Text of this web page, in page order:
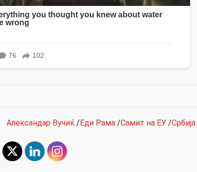
Александар Вучиќ /Еди Рама /Самит на ЕУ /Србија